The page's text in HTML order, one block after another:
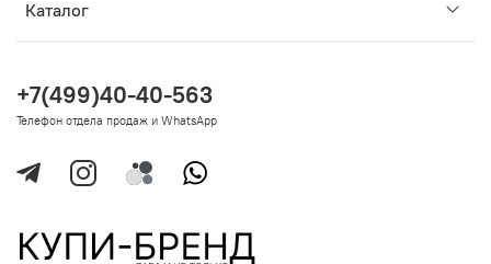
Каталог
+7(499)40-40-563
Телефон отдела продаж и WhatsApp